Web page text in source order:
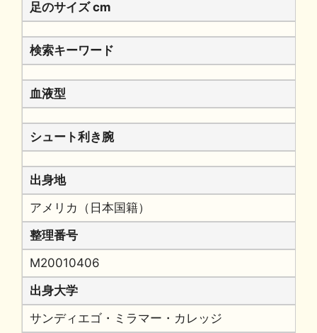
足のサイズ cm
検索キーワード
血液型
シュート利き腕
出身地
アメリカ（日本国籍）
整理番号
M20010406
出身大学
サンディエゴ・ミラマー・カレッジ